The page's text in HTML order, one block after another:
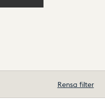
Rensa filter